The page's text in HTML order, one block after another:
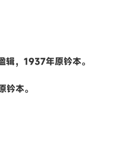
，1937年原钤本。
本。